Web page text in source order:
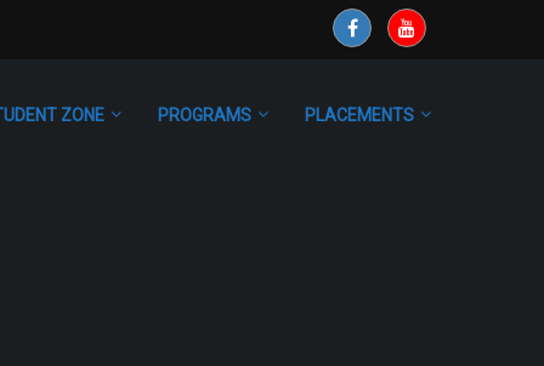
ZONE PROGRAMS PLACEMENTS